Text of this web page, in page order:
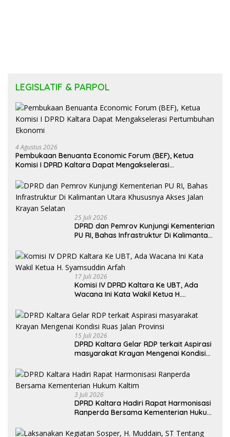
LEGISLATIF & PARPOL
4 Agustus 2026
Pembukaan Benuanta Economic Forum (BEF), Ketua
Komisi I DPRD Kaltara Dapat Mengakselerasi
25 Juli 2026
DPRD dan Pemrov Kunjungi Kementerian
PU RI, Bahas Infrastruktur Di Kalimantan
Selatan
17 Juli 2026
Komisi IV DPRD Kaltara Ke UBT, Ada
Wacana Ini Kata Wakil Ketua H.
15 Juli 2026
DPRD Kaltara Gelar RDP terkait Aspirasi
masyarakat Krayan Mengenai Kondisi
3 Juli 2026
DPRD Kaltara Hadiri Rapat Harmonisasi
Ranperda Bersama Kementerian Hukum